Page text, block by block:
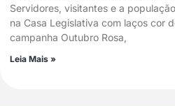
Servidores, visitantes e a
na Casa Legislativa com laços cor
campanha Outubro Rosa,
Leia Mais »